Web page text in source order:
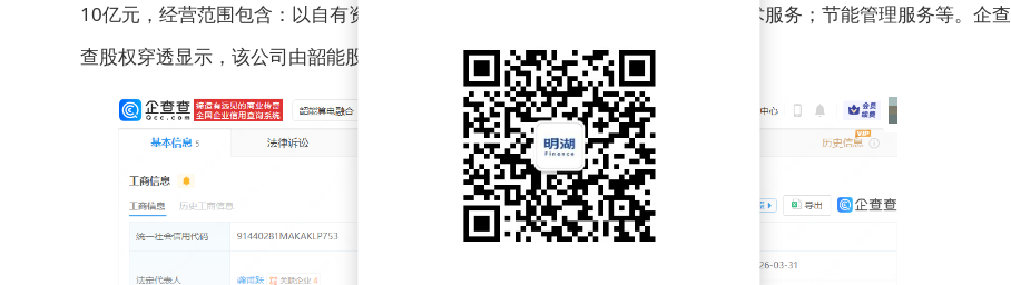
10亿元，经营范围包含：以自有资金从事投资活动；新兴能源技术研发；储能技术服务；节能管理服务等。企查
查股权穿透显示，该公司由韶能股份（000601）间接全资持股。